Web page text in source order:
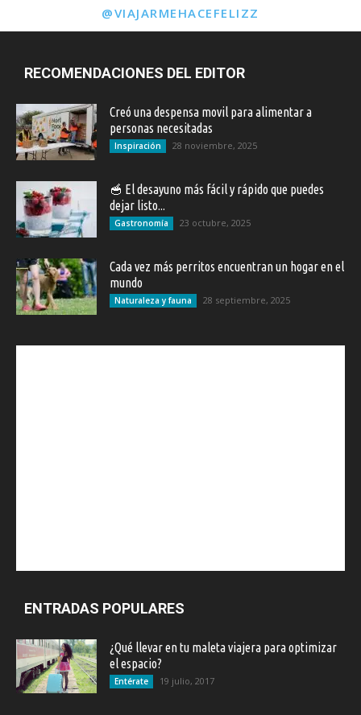
@VIAJARMEHACEFELIZZ
RECOMENDACIONES DEL EDITOR
Creó una despensa movil para alimentar a
personas necesitadas
Inspiración 28 noviembre, 2025
🥣 El desayuno más fácil y rápido que puedes
dejar listo...
Gastronomía 23 octubre, 2025
Cada vez más perritos encuentran un hogar en el
mundo
Naturaleza y fauna 28 septiembre, 2025
ENTRADAS POPULARES
¿Qué llevar en tu maleta viajera para optimizar
el espacio?
Entérate 19 julio, 2017